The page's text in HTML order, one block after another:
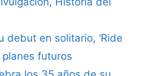
debut en solitario, ‘Ride
planes futuros